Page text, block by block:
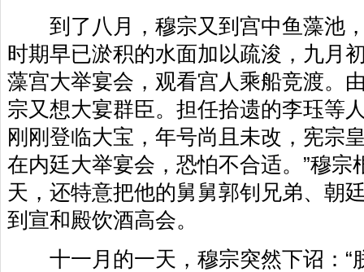
到了八月，穆宗又到宫中鱼藻池，
时期早已淤积的水面加以疏浚，九月
藻宫大举宴会，观看宫人乘船竞渡。
宗又想大宴群臣。担任拾遗的李珏等
刚刚登临大宝，年号尚且未改，宪宗
在内廷大举宴会，恐怕不合适。”穆宗
天，还特意把他的舅舅郭钊兄弟、朝
到宣和殿饮酒高会。
十一月的一天，穆宗突然下诏：“